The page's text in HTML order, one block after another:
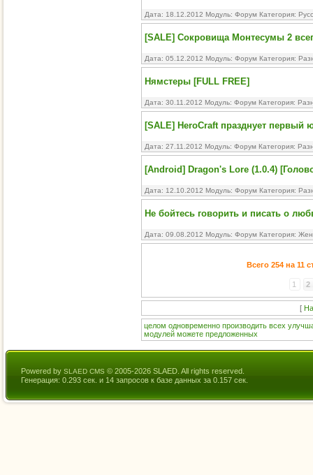
Дата: 18.12.2012 Модуль: Форум Категория:
[SALE] Сокровища Монтесумы 2
Дата: 05.12.2012 Модуль: Форум Категория:
Нямстеры [FULL FREE]
Дата: 30.11.2012 Модуль: Форум Категория:
[SALE] HeroCraft празднует первый
Дата: 27.11.2012 Модуль: Форум Категория:
[Android] Dragon's Lore (1.0.4)
Дата: 12.10.2012 Модуль: Форум Категория:
Не бойтесь говорить и писать о
Дата: 09.08.2012 Модуль: Форум Категория:
Всего 254 на 11
1 2
[
целом одновременно производить всех
модулей можете предложенных
Powered by SLAED CMS © 2005-2026 SLAED. All rights reserved.
Генерация: 0.293 сек. и 14 запросов к базе данных за 0.157 сек.